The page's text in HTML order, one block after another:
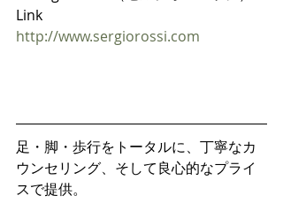
Link
http://www.sergiorossi.com
足・脚・歩行をトータルに、丁寧なカ
ウンセリング、そして良心的なプライ
スで提供。